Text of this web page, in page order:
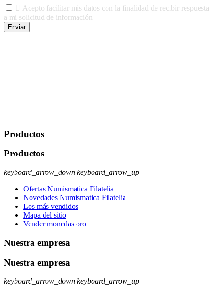
 Acepto facilitar mis datos con la finalidad de recibir respuesta
a mi solicitud de información
Enviar
Productos
Productos
keyboard_arrow_down keyboard_arrow_up
Ofertas Numismatica Filatelia
Novedades Numismatica Filatelia
Los más vendidos
Mapa del sitio
Vender monedas oro
Nuestra empresa
Nuestra empresa
keyboard_arrow_down keyboard_arrow_up